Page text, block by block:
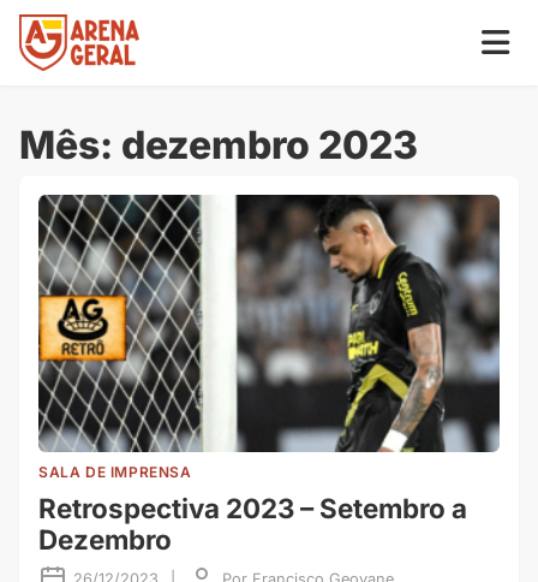
Mês: dezembro 2023
SALA DE IMPRENSA
Retrospectiva 2023 – Setembro a
Dezembro